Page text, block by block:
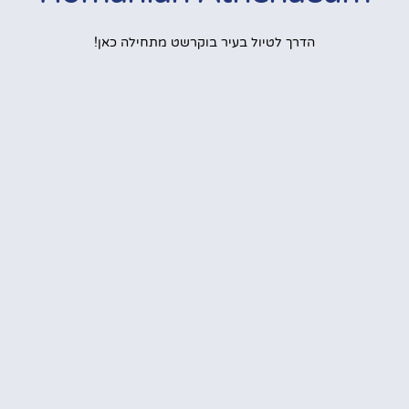
הדרך לטיול בעיר בוקרשט מתחילה כאן!